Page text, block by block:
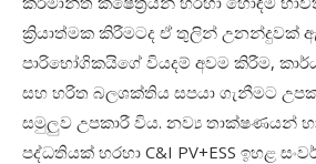
ක්‍රියාත්මක කිරීමටද ඒ තුලින් උනන්දුවක්
පාරිභෝගිකයිගේ වියදම් අවම කිරීම,
සහ හරිත බලශක්තිය සපයා ගැනීමට
සමුලුව උපකාරී විය. නව්‍ය තාක්ෂණයන්
පද්ධතියක් හරහා C&I PV+ESS ඉහළ